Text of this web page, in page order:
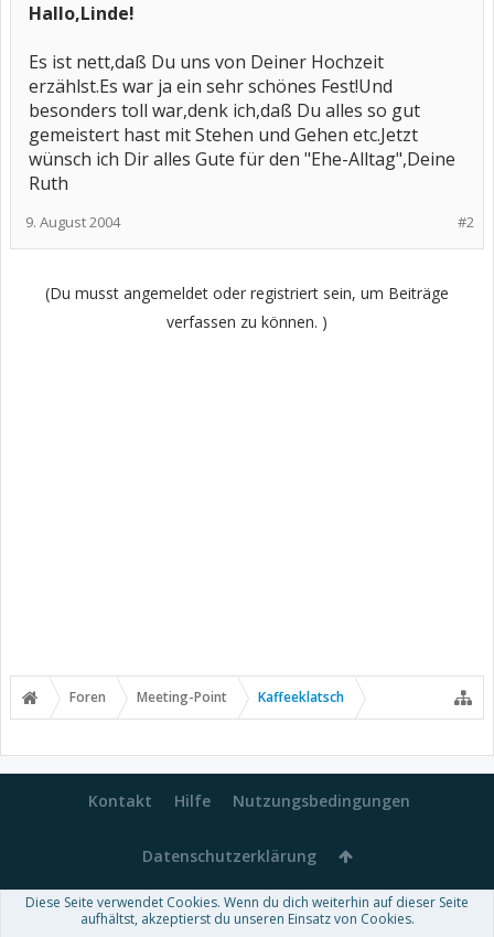
Hallo,Linde!
Es ist nett,daß Du uns von Deiner Hochzeit
erzählst.Es war ja ein sehr schönes Fest!Und
besonders toll war,denk ich,daß Du alles so gut
gemeistert hast mit Stehen und Gehen etc.Jetzt
wünsch ich Dir alles Gute für den "Ehe-Alltag",Deine
Ruth
#2
9. August 2004
(Du musst angemeldet oder registriert sein, um Beiträge
verfassen zu können. )
Foren Meeting-Point Kaffeeklatsch
Kontakt Hilfe Nutzungsbedingungen
Datenschutzerklärung
Forum software by XenForo™-Deutsch von xenDach
Diese Seite verwendet Cookies. Wenn du dich weiterhin auf dieser Seite
aufhältst, akzeptierst du unseren Einsatz von Cookies.